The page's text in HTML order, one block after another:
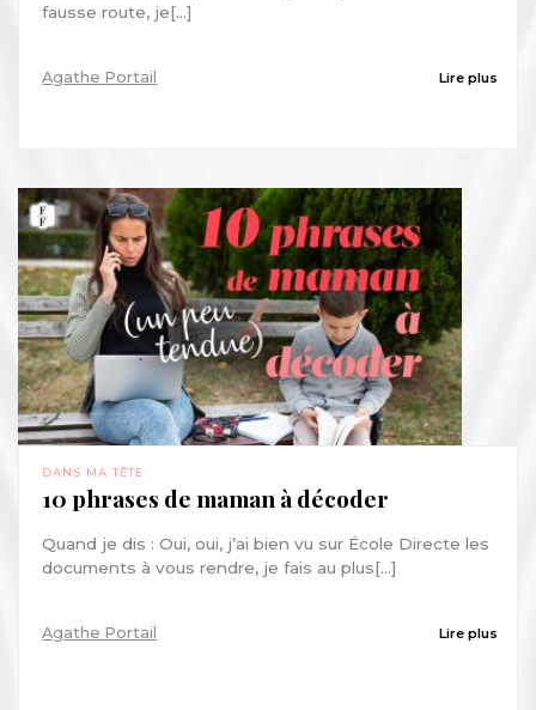
fausse route, je[...]
Agathe Portail Lire plus
DANS MA TÊTE
10 phrases de maman à décoder
Quand je dis : Oui, oui, j’ai bien vu sur École Directe les
documents à vous rendre, je fais au plus[...]
Agathe Portail Lire plus